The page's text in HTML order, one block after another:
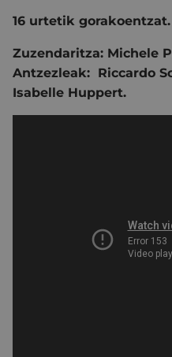
16 urtetik gorakoentzat.
Zuzendaritza: Michele
Antzezleak: Riccardo
Isabelle Huppert.